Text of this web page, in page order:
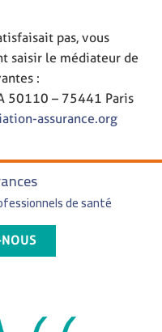
pas, vous
saisir le médiateur de
:
50110 – 75441 Paris
assurance.org
de santé